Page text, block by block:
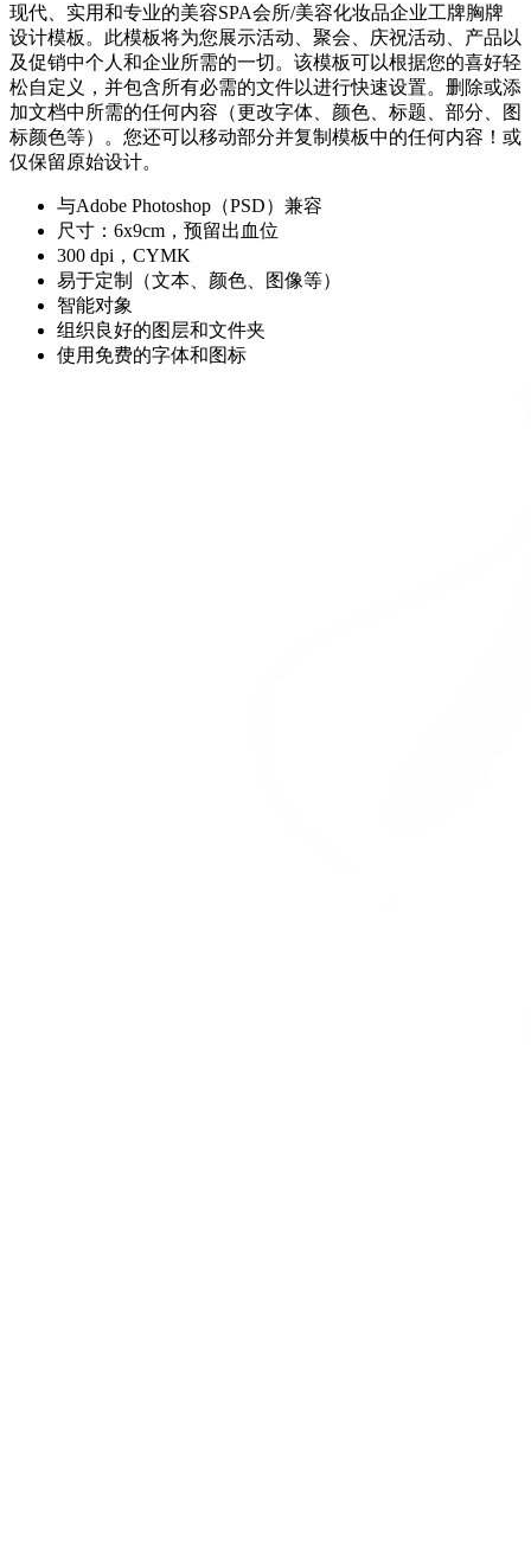
现代、实用和专业的美容SPA会所/美容化妆品企业工牌胸牌
设计模板。此模板将为您展示活动、聚会、庆祝活动、产品以
及促销中个人和企业所需的一切。该模板可以根据您的喜好轻
松自定义，并包含所有必需的文件以进行快速设置。删除或添
加文档中所需的任何内容（更改字体、颜色、标题、部分、图
标颜色等）。您还可以移动部分并复制模板中的任何内容！或
仅保留原始设计。
与Adobe Photoshop（PSD）兼容
尺寸：6x9cm，预留出血位
300 dpi，CYMK
易于定制（文本、颜色、图像等）
智能对象
组织良好的图层和文件夹
使用免费的字体和图标